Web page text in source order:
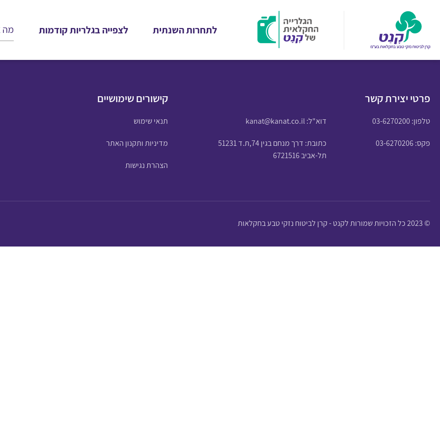
לתחרות השנתית לצפייה בגלריות קודמות
פרטי יצירת קשר
טלפון:03-6270200 דוא"ל:kanat@kanat.co.il
פקס: 03-6270206
כתובת: דרך מנחם בגין 74,ת.ד 51231
תל-אביב 6721516
קישורים שימושיים
תנאי שימוש
מדיניות ותקנון האתר
הצהרת נגישות
© 2023 כל הזכויות שמורות לקנט - קרן לביטוח נזקי טבע בחקלאות